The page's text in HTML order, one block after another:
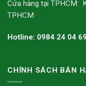
Cửa hàng tại TPHCM:
TPHCM
Hotline: 0984 24 04
CHÍNH SÁCH BÁN